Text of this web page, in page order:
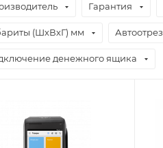
Гарантия
(ШхВхГ) мм Автоотрез
денежного ящика